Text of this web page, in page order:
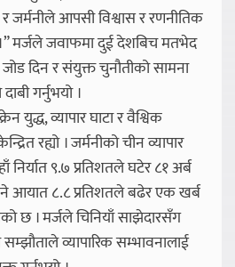
जर्मनीले आपसी विश्वास र रणनीतिक
।” मर्जले जवाफमा दुई देशबिच मतभेद
दिन र संयुक्त चुनौतीको सामना
गर्नुभयो ।
युद्ध, व्यापार घाटा र वैश्विक
रह्यो । जर्मनीको चीन व्यापार
निर्यात ९.७ प्रतिशतले घटेर ८१ अर्ब
आयात ८.८ प्रतिशतले बढेर एक खर्ब
छ । मर्जले चिनियाँ साझेदारसँग
व्यापारिक सम्भावनालाई